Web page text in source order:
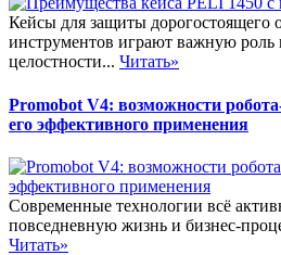
Кейсы для защиты дорогостоящего
инструментов играют важную роль
целостности... Читать»
Promobot V4: возможности
его эффективного применения
Современные технологии всё
повседневную жизнь и бизнес-
Читать»